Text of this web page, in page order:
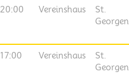
20:00 Vereinshaus
St.
Georgen
17:00 Vereinshaus
St.
Georgen